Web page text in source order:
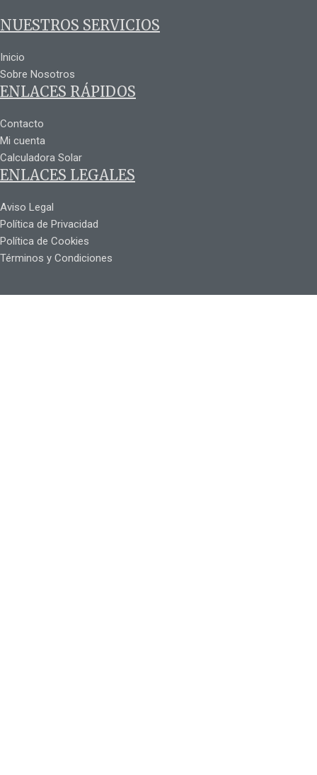
NUESTROS SERVICIOS
Inicio
Sobre Nosotros
ENLACES RÁPIDOS
Contacto
Mi cuenta
Calculadora Solar
ENLACES LEGALES
Aviso Legal
Política de Privacidad
Política de Cookies
Términos y Condiciones